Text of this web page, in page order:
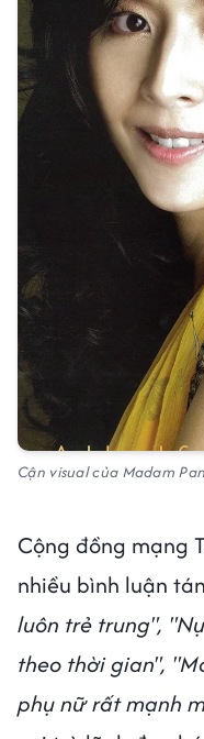
Cận visual của Madam
Cộng đồng mạng
nhiều bình luận
luôn trẻ trung",
theo thời gian",
phụ nữ rất mạnh